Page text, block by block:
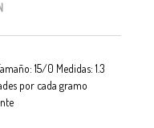
15/0 Medidas: 1.3
por cada gramo